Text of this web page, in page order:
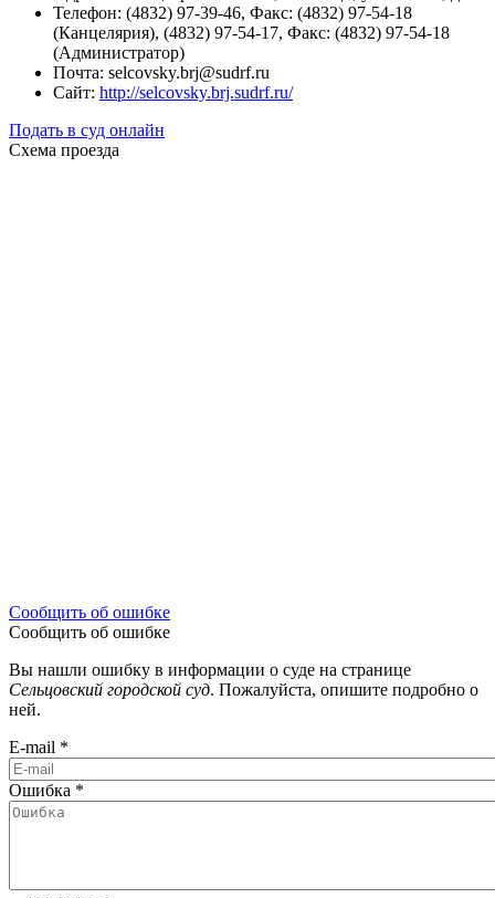
Телефон: (4832) 97-39-46, Факс: (4832) 97-54-18
(Канцелярия), (4832) 97-54-17, Факс: (4832) 97-54-18
(Администратор)
Почта: selcovsky.brj@sudrf.ru
Сайт: http://selcovsky.brj.sudrf.ru/
Подать в суд онлайн
Схема проезда
Сообщить об ошибке
Сообщить об ошибке
Вы нашли ошибку в информации о суде на странице
Сельцовский городской суд. Пожалуйста, опишите подробно о
ней.
E-mail *
Ошибка *